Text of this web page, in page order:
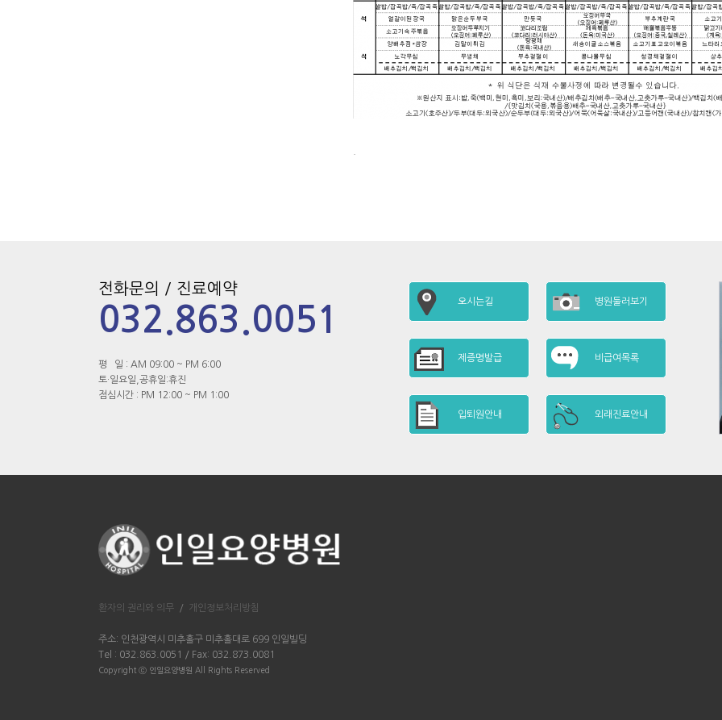
전화문의 / 진료예약
032.863.0051
평 일 : AM 09:00 ~ PM 6:00
토·일요일,공휴일:휴진
점심시간 : PM 12:00 ~ PM 1:00
오시는길 병원둘러보기
제증명발급 비급여목록
입퇴원안내 외래진료안내
환자의 권리와 의무 / 개인정보처리방침
주소: 인천광역시 미추홀구 미추홀대로 699 인일빌딩
Tel : 032.863.0051 / Fax: 032.873.0081
Copyright ⓒ 인일요양병원 All Rights Reserved